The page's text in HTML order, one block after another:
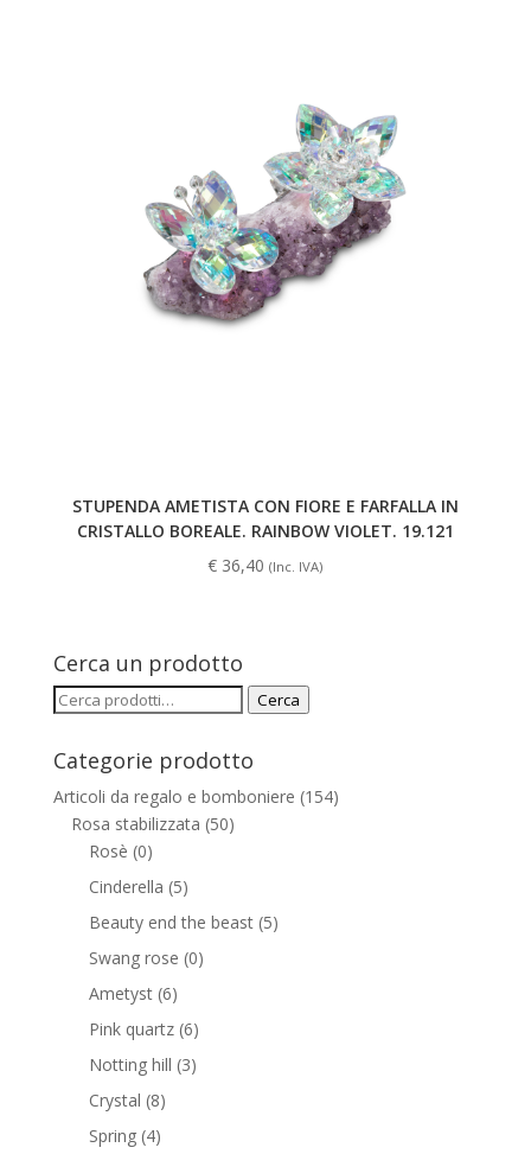
STUPENDA AMETISTA CON FIORE E FARFALLA IN
CRISTALLO BOREALE. RAINBOW VIOLET. 19.121
€ 36,40 (Inc. IVA)
Cerca un prodotto
Cerca: Cerca
Categorie prodotto
Articoli da regalo e bomboniere (154)
Rosa stabilizzata (50)
Rosè (0)
Cinderella (5)
Beauty end the beast (5)
Swang rose (0)
Ametyst (6)
Pink quartz (6)
Notting hill (3)
Crystal (8)
Spring (4)